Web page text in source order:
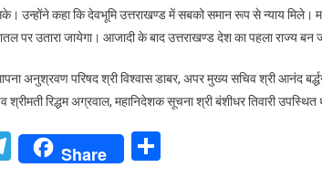
उन्होंने कहा कि देवभूमि उत्तराखण्ड में सबको समान रूप से न्याय
पर उतारा जायेगा। आजादी के बाद उत्तराखण्ड देश का पहला राज्य बन
अनुश्रवण परिषद श्री विश्वास डाबर, अपर मुख्य सचिव श्री आनंद
रिद्धम अग्रवाल, महानिदेशक सूचना श्री बंशीधर तिवारी उपस्थित
Telegram
Share